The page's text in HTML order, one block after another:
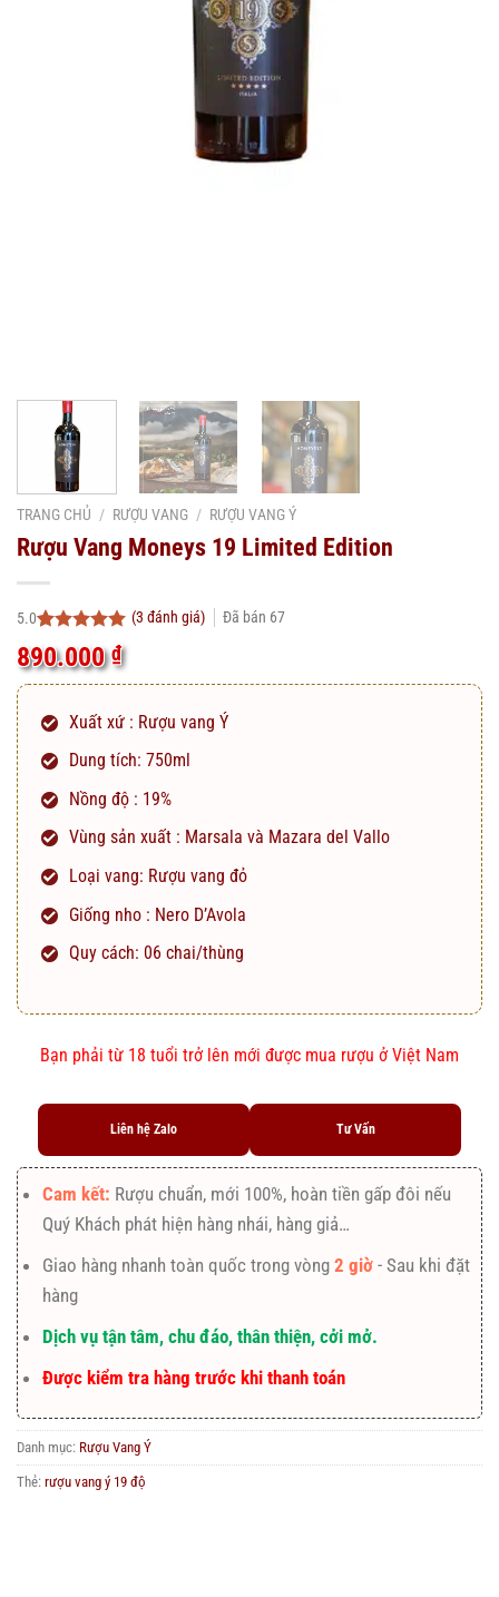
TRANG CHỦ / RƯỢU VANG / RƯỢU VANG Ý
Rượu Vang Moneys 19 Limited Edition
5.0
5.0 trên 5
dựa trên
3
đánh giá
(3 đánh giá) Đã bán 67
890.000₫
Xuất xứ : Rượu vang Ý
Dung tích: 750ml
Nồng độ : 19%
Vùng sản xuất : Marsala và Mazara del Vallo
Loại vang: Rượu vang đỏ
Giống nho : Nero D’Avola
Quy cách: 06 chai/thùng
Bạn phải từ 18 tuổi trở lên mới được mua rượu ở Việt Nam
Liên hệ Zalo Tư Vấn
Cam kết: Rượu chuẩn, mới 100%, hoàn tiền gấp đôi nếu
Quý Khách phát hiện hàng nhái, hàng giả…
Giao hàng nhanh toàn quốc trong vòng2 giờ - Sau khi đặt
hàng
Dịch vụ tận tâm, chu đáo, thân thiện, cởi mở.
Được kiểm tra hàng trước khi thanh toán
Danh mục: Rượu Vang Ý
Thẻ: rượu vang ý 19 độ